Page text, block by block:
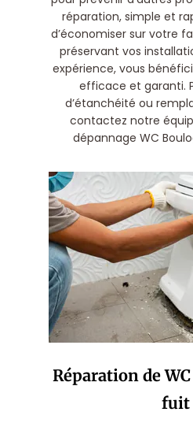
réparation, simple et
d’économiser sur votre
préservant vos
expérience, vous
efficace et garanti.
d’étanchéité ou
contactez notre
dépannage WC
Réparation de
fuit